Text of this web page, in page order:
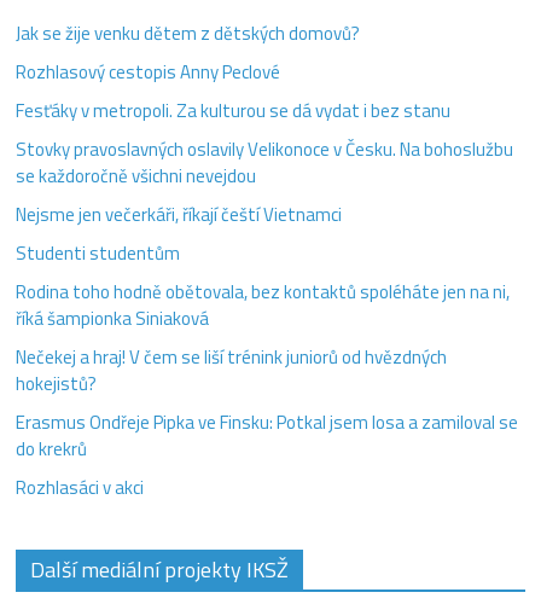
Jak se žije venku dětem z dětských domovů?
Rozhlasový cestopis Anny Peclové
Fesťáky v metropoli. Za kulturou se dá vydat i bez stanu
Stovky pravoslavných oslavily Velikonoce v Česku. Na bohoslužbu
se každoročně všichni nevejdou
Nejsme jen večerkáři, říkají čeští Vietnamci
Studenti studentům
Rodina toho hodně obětovala, bez kontaktů spoléháte jen na ni,
říká šampionka Siniaková
Nečekej a hraj! V čem se liší trénink juniorů od hvězdných
hokejistů?
Erasmus Ondřeje Pipka ve Finsku: Potkal jsem losa a zamiloval se
do krekrů
Rozhlasáci v akci
Další mediální projekty IKSŽ